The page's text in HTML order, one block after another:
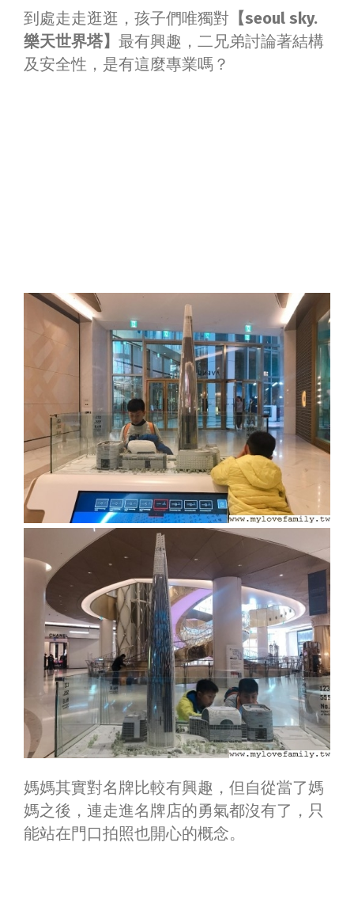
到處走走逛逛，孩子們唯獨對 【seoul sky.
樂天世界塔】 最有興趣，二兄弟討論著結構
及安全性，是有這麼專業嗎？
媽媽其實對名牌比較有興趣，但自從當了媽
媽之後，連走進名牌店的勇氣都沒有了，只
能站在門口拍照也開心的概念。